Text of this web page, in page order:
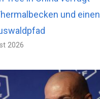
und einen
2026